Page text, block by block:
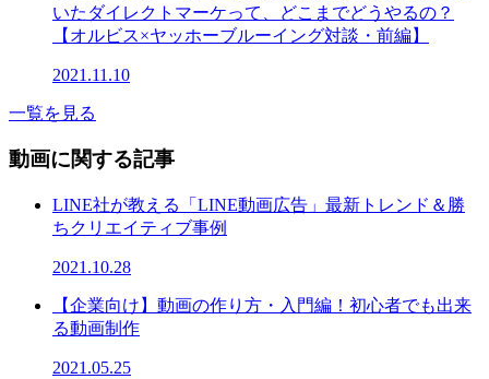
いたダイレクトマーケって、どこまでどうやるの？
【オルビス×ヤッホーブルーイング対談・前編】
2021.11.10
一覧を見る
動画に関する記事
LINE社が教える「LINE動画広告」最新トレンド＆勝
ちクリエイティブ事例
2021.10.28
【企業向け】動画の作り方・入門編！初心者でも出来
る動画制作
2021.05.25